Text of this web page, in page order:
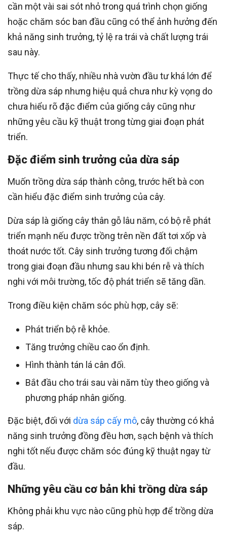
cần một vài sai sót nhỏ trong quá trình chọn giống
hoặc chăm sóc ban đầu cũng có thể ảnh hưởng đến
khả năng sinh trưởng, tỷ lệ ra trái và chất lượng trái
sau này.
Thực tế cho thấy, nhiều nhà vườn đầu tư khá lớn để
trồng dừa sáp nhưng hiệu quả chưa như kỳ vọng do
chưa hiểu rõ đặc điểm của giống cây cũng như
những yêu cầu kỹ thuật trong từng giai đoạn phát
triển.
Đặc điểm sinh trưởng của dừa sáp
Muốn trồng dừa sáp thành công, trước hết bà con
cần hiểu đặc điểm sinh trưởng của cây.
Dừa sáp là giống cây thân gỗ lâu năm, có bộ rễ phát
triển mạnh nếu được trồng trên nền đất tơi xốp và
thoát nước tốt. Cây sinh trưởng tương đối chậm
trong giai đoạn đầu nhưng sau khi bén rễ và thích
nghi với môi trường, tốc độ phát triển sẽ tăng dần.
Trong điều kiện chăm sóc phù hợp, cây sẽ:
Phát triển bộ rễ khỏe.
Tăng trưởng chiều cao ổn định.
Hình thành tán lá cân đối.
Bắt đầu cho trái sau vài năm tùy theo giống và
phương pháp nhân giống.
Đặc biệt, đối với dừa sáp cấy mô, cây thường có khả
năng sinh trưởng đồng đều hơn, sạch bệnh và thích
nghi tốt nếu được chăm sóc đúng kỹ thuật ngay từ
đầu.
Những yêu cầu cơ bản khi trồng dừa sáp
Không phải khu vực nào cũng phù hợp để trồng dừa
sáp.